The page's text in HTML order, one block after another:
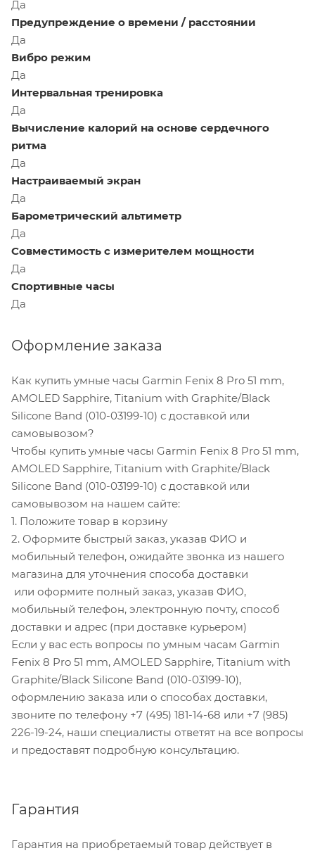
Да
Предупреждение о времени / расстоянии
Да
Вибро режим
Да
Интервальная тренировка
Да
Вычисление калорий на основе сердечного
ритма
Да
Настраиваемый экран
Да
Барометрический альтиметр
Да
Совместимость с измерителем мощности
Да
Спортивные часы
Да
Оформление заказа
Как купить умные часы Garmin Fenix 8 Pro 51 mm,
AMOLED Sapphire, Titanium with Graphite/Black
Silicone Band (010-03199-10) с доставкой или
самовывозом?
Чтобы купить умные часы Garmin Fenix 8 Pro 51 mm,
AMOLED Sapphire, Titanium with Graphite/Black
Silicone Band (010-03199-10) с доставкой или
самовывозом на нашем сайте:
1. Положите товар в корзину
2. Оформите быстрый заказ, указав ФИО и
мобильный телефон, ожидайте звонка из нашего
магазина для уточнения способа доставки
или оформите полный заказ, указав ФИО,
мобильный телефон, электронную почту, способ
доставки и адрес (при доставке курьером)
Если у вас есть вопросы по умным часам Garmin
Fenix 8 Pro 51 mm, AMOLED Sapphire, Titanium with
Graphite/Black Silicone Band (010-03199-10),
оформлению заказа или о способах доставки,
звоните по телефону +7 (495) 181-14-68 или +7 (985)
226-19-24, наши специалисты ответят на все вопросы
и предоставят подробную консультацию.
Гарантия
Гарантия на приобретаемый товар действует в